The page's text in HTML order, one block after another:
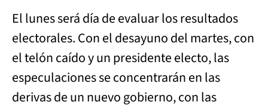
El lunes será día de evaluar los resultados
electorales. Con el desayuno del martes, con
el telón caído y un presidente electo, las
especulaciones se concentrarán en las
derivas de un nuevo gobierno, con las